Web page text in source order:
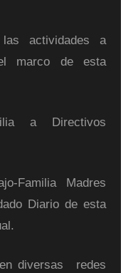
actividades a
marco de esta
a Directivos
Familia Madres
Diario de esta
diversas redes